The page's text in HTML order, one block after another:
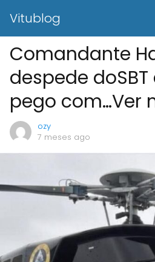
Vitublog
Comandante
despede
pego com…Ver
ozy
7 meses ago